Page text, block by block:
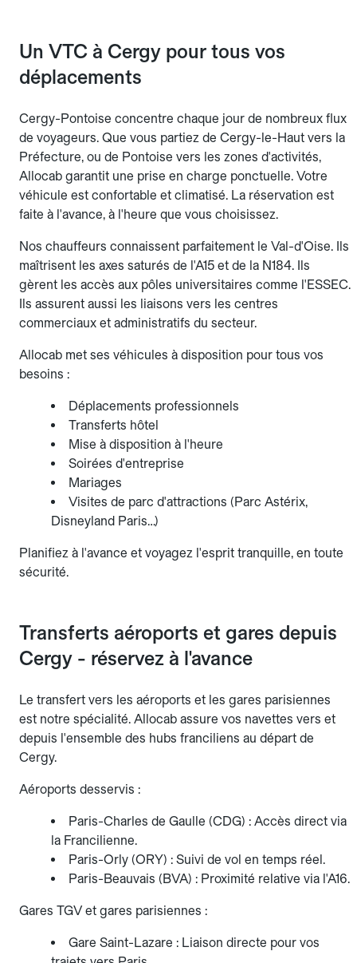
Un VTC à Cergy pour tous vos
déplacements
Cergy-Pontoise concentre chaque jour de nombreux flux
de voyageurs. Que vous partiez de Cergy-le-Haut vers la
Préfecture, ou de Pontoise vers les zones d'activités,
Allocab garantit une prise en charge ponctuelle. Votre
véhicule est confortable et climatisé. La réservation est
faite à l'avance, à l'heure que vous choisissez.
Nos chauffeurs connaissent parfaitement le Val-d'Oise. Ils
maîtrisent les axes saturés de l'A15 et de la N184. Ils
gèrent les accès aux pôles universitaires comme l'ESSEC.
Ils assurent aussi les liaisons vers les centres
commerciaux et administratifs du secteur.
Allocab met ses véhicules à disposition pour tous vos
besoins :
Déplacements professionnels
Transferts hôtel
Mise à disposition à l'heure
Soirées d'entreprise
Mariages
Visites de parc d'attractions (Parc Astérix,
Disneyland Paris…)
Planifiez à l'avance et voyagez l'esprit tranquille, en toute
sécurité.
Transferts aéroports et gares depuis
Cergy - réservez à l'avance
Le transfert vers les aéroports et les gares parisiennes
est notre spécialité. Allocab assure vos navettes vers et
depuis l'ensemble des hubs franciliens au départ de
Cergy.
Aéroports desservis :
Paris-Charles de Gaulle (CDG) : Accès direct via
la Francilienne.
Paris-Orly (ORY) : Suivi de vol en temps réel.
Paris-Beauvais (BVA) : Proximité relative via l'A16.
Gares TGV et gares parisiennes :
Gare Saint-Lazare : Liaison directe pour vos